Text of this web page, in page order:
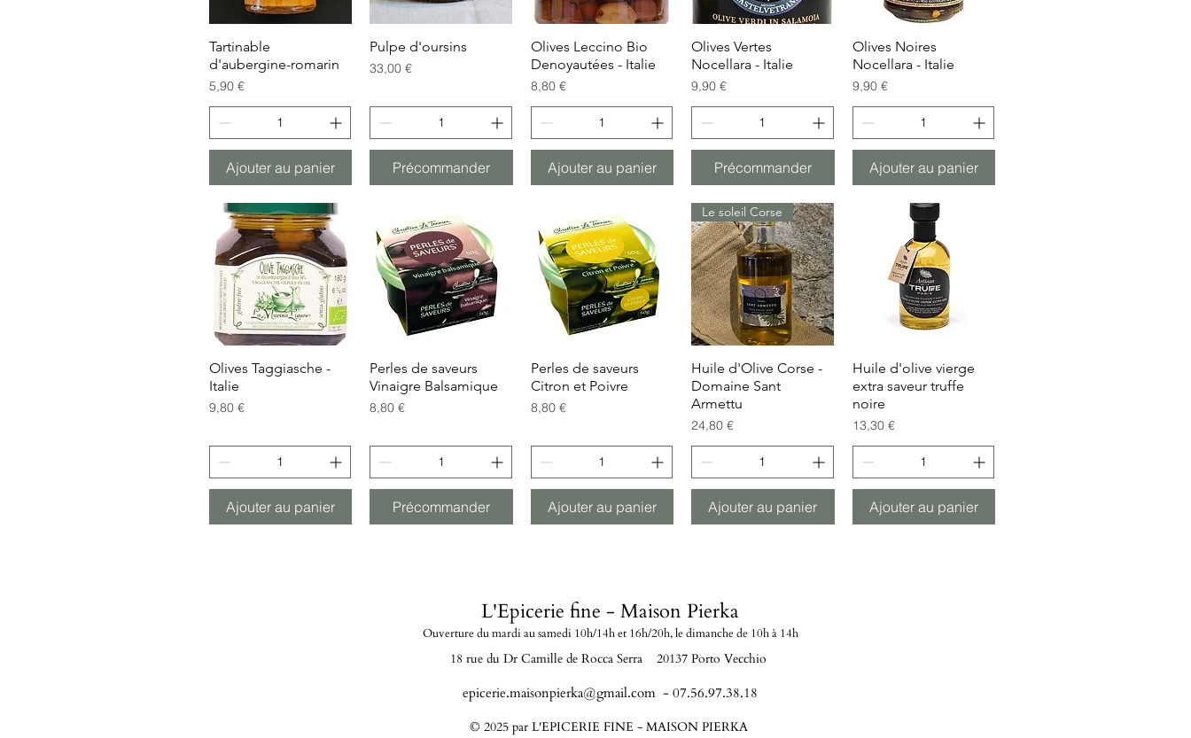
Aperçu rapide
Tartinable
d'aubergine-romarin
Prix
5,90 €
Ajouter au panier
Aperçu rapide
Pulpe d'oursins
Prix
33,00 €
Précommander
Aperçu rapide
Olives Leccino Bio
Denoyautées - Italie
Prix
8,80 €
Ajouter au panier
Aperçu rapide
Olives Vertes
Nocellara - Italie
Prix
9,90 €
Précommander
Aperçu rapide
Olives Noires
Nocellara - Italie
Prix
9,90 €
Ajouter au panier
Aperçu rapide
Olives Taggiasche -
Italie
Prix
9,80 €
Ajouter au panier
Aperçu rapide
Perles de saveurs
Vinaigre Balsamique
Prix
8,80 €
Précommander
Aperçu rapide
Perles de saveurs
Citron et Poivre
Prix
8,80 €
Ajouter au panier
Aperçu rapide
Le soleil Corse
Huile d'Olive Corse -
Domaine Sant
Armettu
Prix
24,80 €
Ajouter au panier
Aperçu rapide
Huile d'olive vierge
extra saveur truffe
noire
Prix
13,30 €
Ajouter au panier
L'Epicerie fine - Maison Pierka
Ouverture du mardi au samedi 10h/14h et 16h/20h, le dimanche de 10h à 14h
18 rue du Dr Camille de Rocca Serra 20137 Porto Vecchio
epicerie.maisonpierka@gmail.com- 07.56.97.38.18
© 2025 par L'EPICERIE FINE - MAISON PIERKA